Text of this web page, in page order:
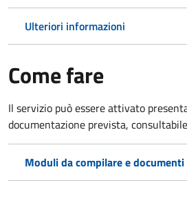
Ulteriori informazioni
Come fare
Il servizio può essere attivato
documentazione prevista,
Moduli da compilare e